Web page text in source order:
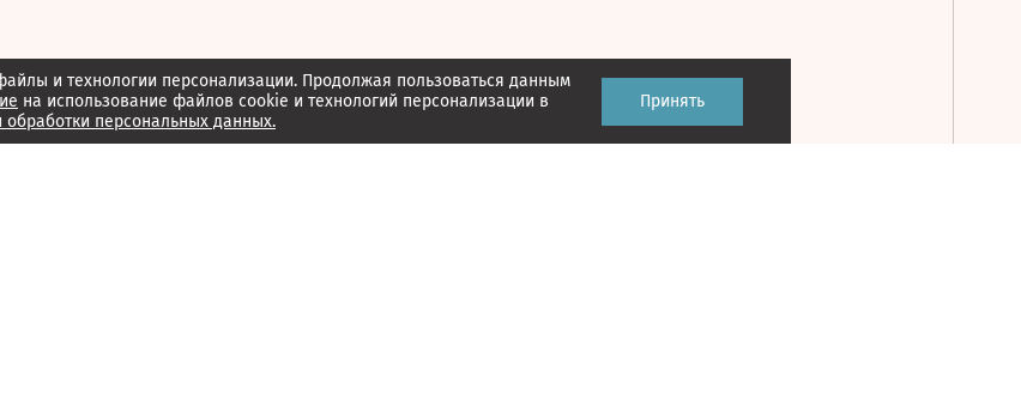
и технологии персонализации. Продолжая пользоваться данным
на использование файлов cookie и технологий персонализации в
персональных данных.
Принять